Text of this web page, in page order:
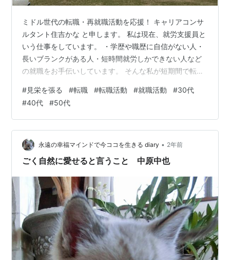
ミドル世代の転職・再就職活動を応援！ キャリアコンサ
ルタント住吉かな と申します。 私は現在、就労支援員と
いう仕事をしています。 ・学歴や職歴に自信がない人・
長いブランクがある人・短時間就労しかできない人など
の就職をお手伝いしています。 そんな私が短期間で転職
けないと転職（再就職）活動が長期化する危険なポイン
ト を投稿しています。 このブログが、あなたの転職（再
就職）活動の参考になれば嬉しいです。 見栄を張ること
で転職（再就職）活動が長期化する３つの理由 見栄を張
ることは、人間として自然な行動の一つです。 誰しも、
他者からの肯定や称賛を求め…
#見栄を張る #転職 #転職活動 #就職活動 #30代
#40代 #50代
永遠の幸福マインドで今ココを生きる diary • 2年前
ごく自然に愛せると言うこと 中原中也